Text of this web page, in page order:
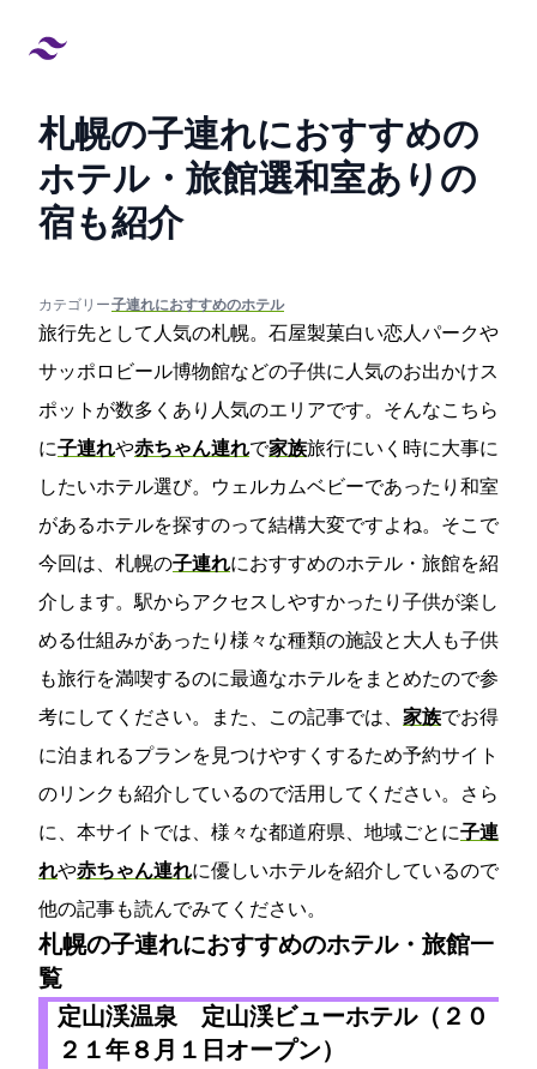
札幌の子連れにおすすめの
ホテル・旅館13選!和室ありの
宿も紹介
カテゴリー:#子連れにおすすめのホテル
旅行先として人気の札幌。石屋製菓白い恋人パークや
サッポロビール博物館などの子供に人気のお出かけス
ポットが数多くあり人気のエリアです。そんなこちら
に子連れや赤ちゃん連れで家族旅行にいく時に大事に
したいホテル選び。ウェルカムベビーであったり和室
があるホテルを探すのって結構大変ですよね。そこで
今回は、札幌の子連れにおすすめのホテル・旅館を紹
介します。駅からアクセスしやすかったり子供が楽し
める仕組みがあったり様々な種類の施設と大人も子供
も旅行を満喫するのに最適なホテルをまとめたので参
考にしてください。また、この記事では、 家族でお得
に泊まれるプランを見つけやすくするため予約サイト
のリンクも紹介しているので活用してください。さら
に、本サイトでは、様々な都道府県、地域ごとに子連
れや赤ちゃん連れに優しいホテルを紹介しているので
他の記事も読んでみてください。
札幌の子連れにおすすめのホテル・旅館一
覧
定山渓温泉 定山渓ビューホテル（２０
２１年８月１日オープン）